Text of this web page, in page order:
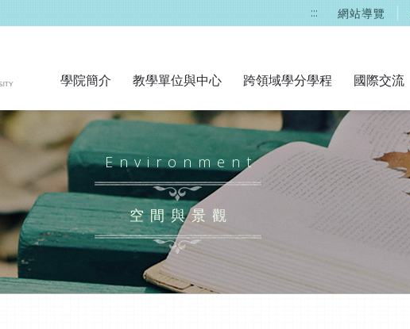
::: 網站導覽
學院簡介 教學單位與中心 跨領域學分學程 國際交流
Environment
空間與景觀